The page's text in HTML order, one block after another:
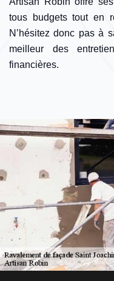
tous budgets tout en
N’hésitez donc pas à
meilleur des
financières.